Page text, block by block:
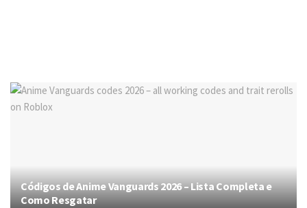
Códigos de Anime Vanguards 2026 – Lista Completa e
Como Resgatar